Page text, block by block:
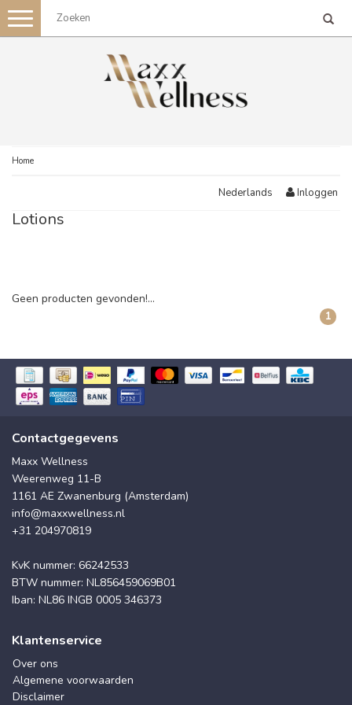
Toggle
navigation
Home
Nederlands Inloggen
Lotions
Geen producten gevonden!...
1
Contactgegevens
Maxx Wellness
Weerenweg 11-B
1161 AE Zwanenburg (Amsterdam)
info@maxxwellness.nl
+31 204970819
KvK nummer: 66242533
BTW nummer: NL856459069B01
Iban: NL86 INGB 0005 346373
Klantenservice
Over ons
Algemene voorwaarden
Disclaimer